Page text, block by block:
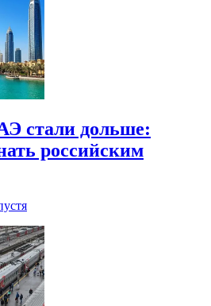
стали дольше:
российским